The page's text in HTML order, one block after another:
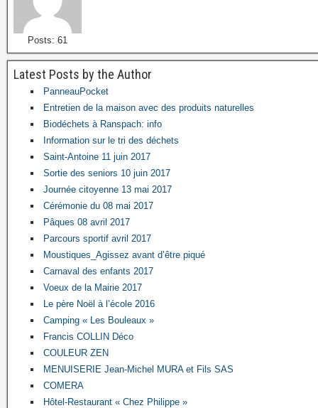
Posts: 61
Latest Posts by the Author
PanneauPocket
Entretien de la maison avec des produits naturelles
Biodéchets à Ranspach: info
Information sur le tri des déchets
Saint-Antoine 11 juin 2017
Sortie des seniors 10 juin 2017
Journée citoyenne 13 mai 2017
Cérémonie du 08 mai 2017
Pâques 08 avril 2017
Parcours sportif avril 2017
Moustiques_Agissez avant d’être piqué
Carnaval des enfants 2017
Voeux de la Mairie 2017
Le père Noël à l’école 2016
Camping « Les Bouleaux »
Francis COLLIN Déco
COULEUR ZEN
MENUISERIE Jean-Michel MURA et Fils SAS
COMERA
Hôtel-Restaurant « Chez Philippe »